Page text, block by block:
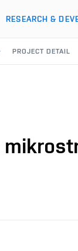
RESEARCH &
PROJECT DETAIL